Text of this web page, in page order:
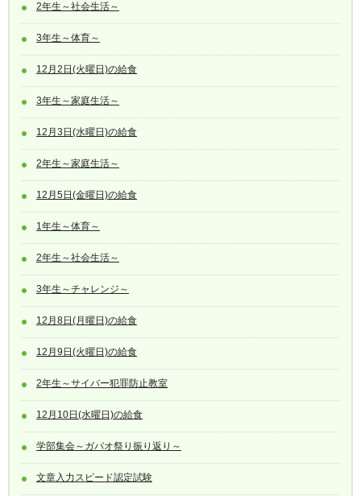
2年生～社会生活～
3年生～体育～
12月2日(火曜日)の給食
3年生～家庭生活～
12月3日(水曜日)の給食
2年生～家庭生活～
12月5日(金曜日)の給食
1年生～体育～
2年生～社会生活～
3年生～チャレンジ～
12月8日(月曜日)の給食
12月9日(火曜日)の給食
2年生～サイバー犯罪防止教室
12月10日(水曜日)の給食
学部集会～ガパオ祭り振り返り～
文章入力スピード認定試験